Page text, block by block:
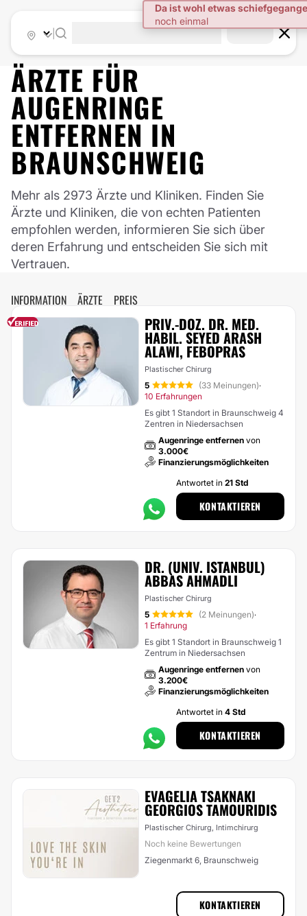
ÄRZTE FÜR
AUGENRINGE
ENTFERNEN IN
BRAUNSCHWEIG
Mehr als 2973 Ärzte und Kliniken. Finden Sie
Ärzte und Kliniken, die von echten Patienten
empfohlen werden, informieren Sie sich über
deren Erfahrung und entscheiden Sie sich mit
Vertrauen.
INFORMATION ÄRZTE PREIS
PRIV.-DOZ. DR. MED.
HABIL. SEYED ARASH
ALAWI, FEBOPRAS
Plastischer Chirurg
5 (33 Meinungen)·
10 Erfahrungen
Es gibt 1 Standort in Braunschweig 4
Zentren in Niedersachsen
Augenringe entfernen von
3.000€
Finanzierungsmöglichkeiten
Antwortet in 21 Std
KONTAKTIEREN
DR. (UNIV. ISTANBUL)
ABBAS AHMADLI
Plastischer Chirurg
5 (2 Meinungen)·
1 Erfahrung
Es gibt 1 Standort in Braunschweig 1
Zentrum in Niedersachsen
Augenringe entfernen von
3.200€
Finanzierungsmöglichkeiten
Antwortet in 4 Std
KONTAKTIEREN
EVAGELIA TSAKNAKI
GEORGIOS TAMOURIDIS
Plastischer Chirurg, Intimchirurg
Noch keine Bewertungen
Ziegenmarkt 6, Braunschweig
KONTAKTIEREN